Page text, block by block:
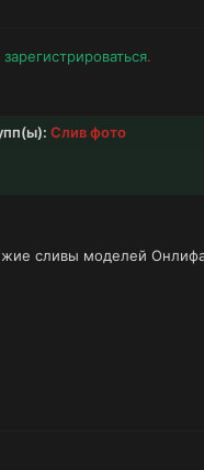
ы
л
зарегистрироваться.
Слив фото
сливы моделей